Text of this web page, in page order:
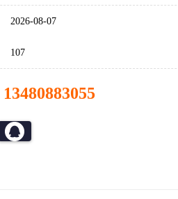
2026-08-07
107
13480883055